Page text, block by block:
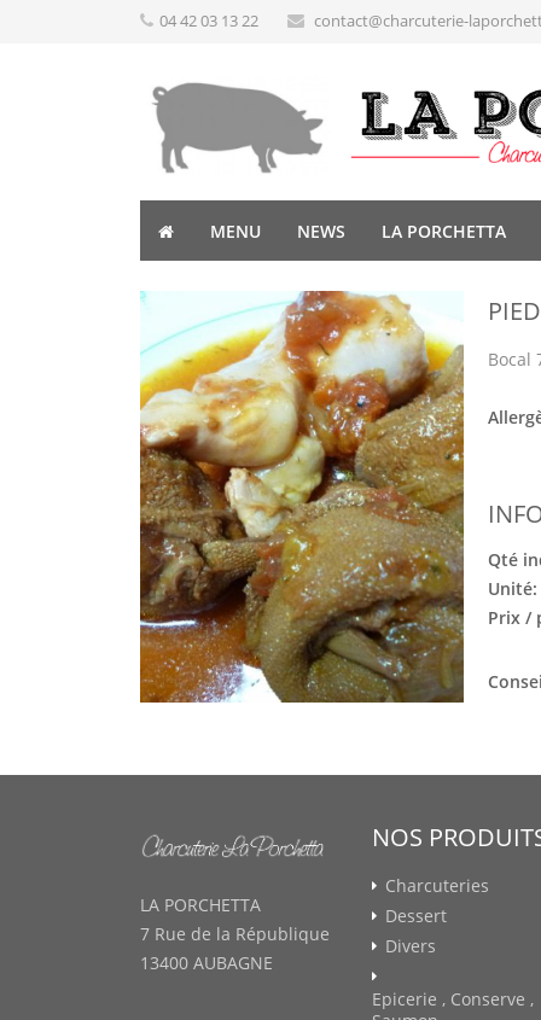
04 42 03 13 22 contact@charcuterie-
MENU NEWS LA PORCHETTA
Bocal
Qté
Unité:
Prix /
LA PORCHETTA
7 Rue de la République
13400 AUBAGNE
NOS
Charcuteries
Dessert
Divers
Epicerie , Conserve ,